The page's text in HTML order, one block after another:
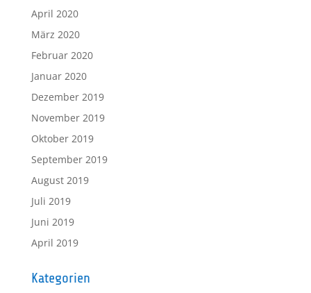
April 2020
März 2020
Februar 2020
Januar 2020
Dezember 2019
November 2019
Oktober 2019
September 2019
August 2019
Juli 2019
Juni 2019
April 2019
Kategorien